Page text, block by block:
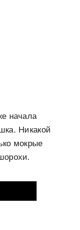
начала
Никакой
мокрые